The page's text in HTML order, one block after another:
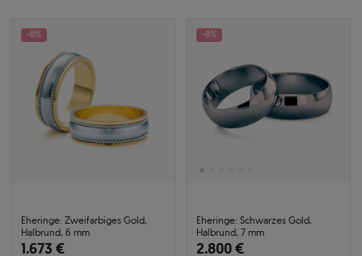
-8%
Eheringe: Zweifarbiges Gold,
Halbrund, 6 mm
1.673 €
-8%
Eheringe: Schwarzes Gold,
Halbrund, 7 mm
2.800 €